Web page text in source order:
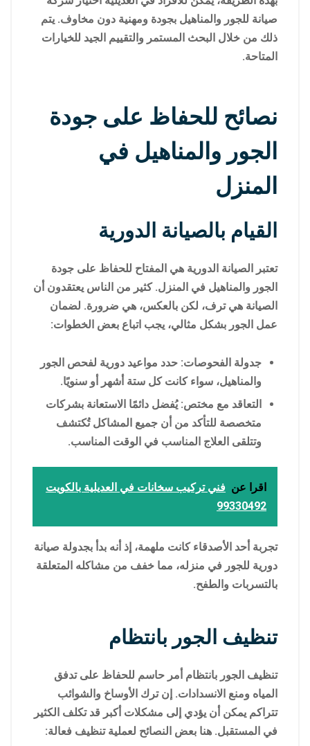
صيانة للجور والمناهيل بجودة ومهنية دون مخاوف. يتم
ذلك من خلال البحث المستمر والتقييم الجيد للخيارات
المتاحة.
نصائح للحفاظ على جودة
الجور والمناهيل في
المنزل
القيام بالصيانة الدورية
تعتبر الصيانة الدورية هي المفتاح للحفاظ على جودة
الجور والمناهيل في المنزل. كثير من الناس يعتقدون أن
الصيانة هي ترف، لكن بالعكس، هي ضرورة. لضمان
عمل الجور بشكل مثالي، يجب اتباع بعض الخطوات:
جدولة الفحوصات: حدد مواعيد دورية لفحص الجور
والمناهيل، سواء كانت كل ستة أشهر أو سنويًا.
التعاقد مع مختص: يُفضل دائمًا الاستعانة بشركات
متخصصة للتأكد من أن جميع المشاكل تُكتشف
وتتلقى العلاج المناسب في الوقت المناسب.
اقرا عن فني تركيب سخانات في العديلية بالكويت
99330492
تجربة أحد الأصدقاء كانت ملهمة، إذ أنه بدأ بجدولة صيانة
دورية للجور في منزله، مما خفف من مشاكله المتعلقة
بالتسربات والطفح.
تنظيف الجور بانتظام
تنظيف الجور بانتظام أمر حاسم للحفاظ على تدفق
المياه ومنع الانسدادات. إن ترك الأوساخ والشوائب
تتراكم يمكن أن يؤدي إلى مشكلات أكبر قد تكلف الكثير
في المستقبل. هنا بعض النصائح لعملية تنظيف فعالة: